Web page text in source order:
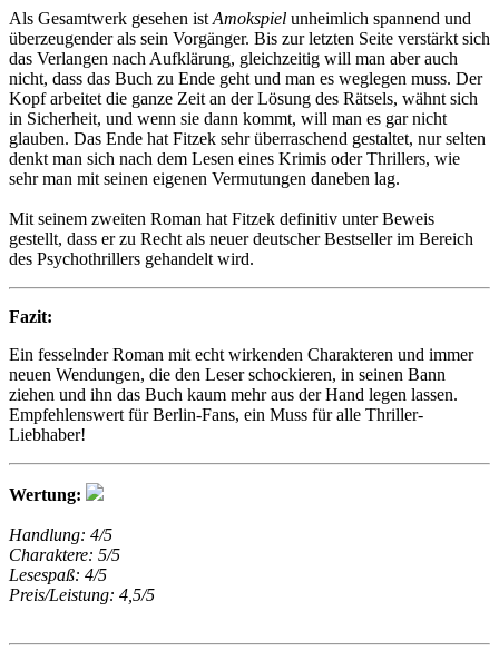
Als Gesamtwerk gesehen ist Amokspiel unheimlich spannend und
überzeugender als sein Vorgänger. Bis zur letzten Seite verstärkt sich
das Verlangen nach Aufklärung, gleichzeitig will man aber auch
nicht, dass das Buch zu Ende geht und man es weglegen muss. Der
Kopf arbeitet die ganze Zeit an der Lösung des Rätsels, wähnt sich
in Sicherheit, und wenn sie dann kommt, will man es gar nicht
glauben. Das Ende hat Fitzek sehr überraschend gestaltet, nur selten
denkt man sich nach dem Lesen eines Krimis oder Thrillers, wie
sehr man mit seinen eigenen Vermutungen daneben lag.
Mit seinem zweiten Roman hat Fitzek definitiv unter Beweis
gestellt, dass er zu Recht als neuer deutscher Bestseller im Bereich
des Psychothrillers gehandelt wird.
Fazit:
Ein fesselnder Roman mit echt wirkenden Charakteren und immer
neuen Wendungen, die den Leser schockieren, in seinen Bann
ziehen und ihn das Buch kaum mehr aus der Hand legen lassen.
Empfehlenswert für Berlin-Fans, ein Muss für alle Thriller-
Liebhaber!
Wertung:
Handlung: 4/5
Charaktere: 5/5
Lesespaß: 4/5
Preis/Leistung: 4,5/5